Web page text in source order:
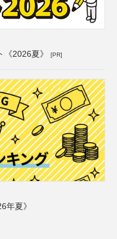
《2026夏》 [PR]
年夏》